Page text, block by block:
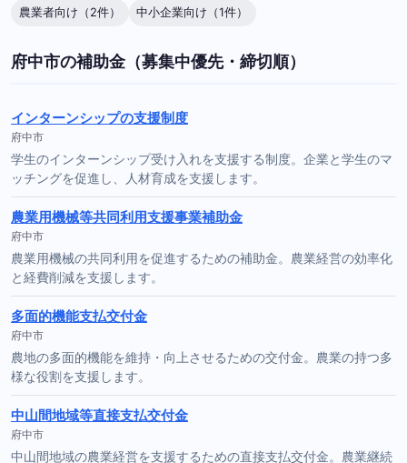
農業者向け（2件） 中小企業向け（1件）
府中市の補助金（募集中優先・締切順）
インターンシップの支援制度
府中市
学生のインターンシップ受け入れを支援する制度。企業と学生のマ
ッチングを促進し、人材育成を支援します。
農業用機械等共同利用支援事業補助金
府中市
農業用機械の共同利用を促進するための補助金。農業経営の効率化
と経費削減を支援します。
多面的機能支払交付金
府中市
農地の多面的機能を維持・向上させるための交付金。農業の持つ多
様な役割を支援します。
中山間地域等直接支払交付金
府中市
中山間地域の農業経営を支援するための直接支払交付金。農業継続